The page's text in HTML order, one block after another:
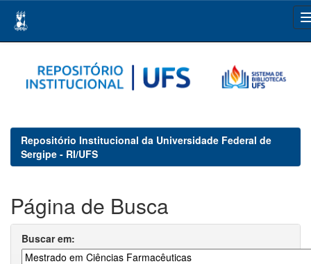
navigation
Repositório Institucional da Universidade Federal de
Sergipe - RI/UFS
Página de Busca
Buscar em: